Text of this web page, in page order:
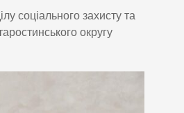
соціального захисту та
округу